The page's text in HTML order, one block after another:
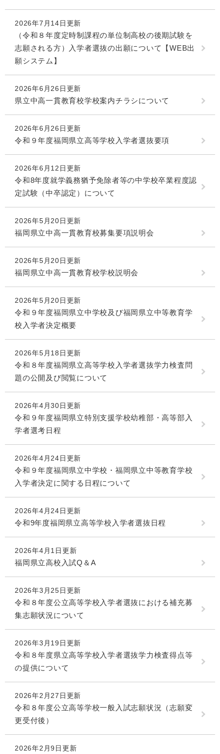
2026年7月14日更新
（令和８年度定時制課程の単位制高校の後期試験を
志願される方）入学者選抜の出願について【WEB出
願システム】
2026年6月26日更新
県立中高一貫教育校学校案内チラシについて
2026年6月26日更新
令和９年度福岡県立高等学校入学者選抜要項
2026年6月12日更新
令和8年度就学義務猶予免除者等の中学校卒業程度認
定試験（中卒認定）について
2026年5月20日更新
福岡県立中高一貫教育校募集要項説明会
2026年5月20日更新
福岡県立中高一貫教育校学校説明会
2026年5月20日更新
令和９年度福岡県立中学校及び福岡県立中等教育学
校入学者決定概要
2026年5月18日更新
令和８年度福岡県立高等学校入学者選抜学力検査問
題の公開及び閲覧について
2026年4月30日更新
令和９年度福岡県立特別支援学校幼稚部・高等部入
学者選考日程
2026年4月24日更新
令和９年度福岡県立中学校・福岡県立中等教育学校
入学者決定に関する日程について
2026年4月24日更新
令和9年度福岡県立高等学校入学者選抜日程
2026年4月1日更新
福岡県立高校入試Q＆A
2026年3月25日更新
令和８年度公立高等学校入学者選抜における補充募
集志願状況について
2026年3月19日更新
令和８年度県立高等学校入学者選抜学力検査得点等
の提供について
2026年2月27日更新
令和８年度公立高等学校一般入試志願状況（志願変
更受付後）
2026年2月9日更新